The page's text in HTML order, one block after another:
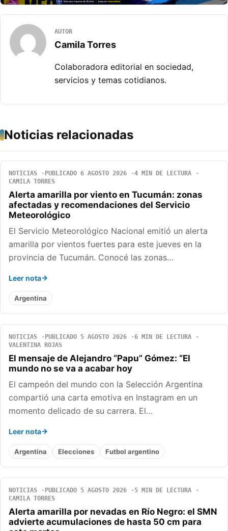
AUTOR
Camila Torres
Colaboradora editorial en sociedad,
servicios y temas cotidianos.
Noticias relacionadas
NOTICIAS PUBLICADO 6 AGOSTO 2026
4 MIN DE LECTURA
CAMILA TORRES
Alerta amarilla por viento en Tucumán: zonas
afectadas y recomendaciones del Servicio
Meteorológico
El Servicio Meteorológico Nacional emitió un alerta
amarilla por vientos fuertes para este jueves en la
provincia de Tucumán. Conocé las zonas…
Leer nota
Argentina
NOTICIAS PUBLICADO 5 AGOSTO 2026
6 MIN DE LECTURA
VALENTINA ROJAS
El mensaje de Alejandro “Papu” Gómez: “El
mundo no se va a acabar hoy
El campeón del mundo con la Selección Argentina
compartió una carta emotiva en Instagram en un
momento delicado de su carrera. El…
Leer nota
Argentina Elecciones Futbol argentino
NOTICIAS PUBLICADO 5 AGOSTO 2026
5 MIN DE LECTURA
CAMILA TORRES
Alerta amarilla por nevadas en Río Negro: el SMN
advierte acumulaciones de hasta 50 cm para